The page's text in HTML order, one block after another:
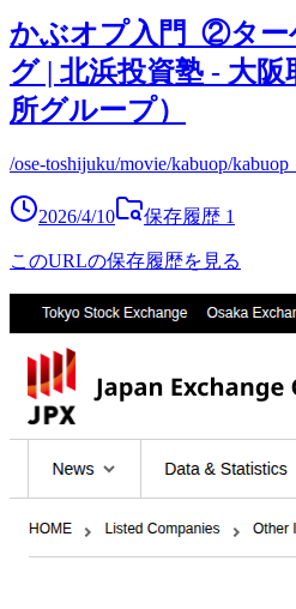
かぶオプ入門_②ター
グ | 北浜投資塾 - 大阪
所グループ）
/ose-toshijuku/movie/kabuop/
2026/4/10 保存履歴 1
このURLの保存履歴を見る